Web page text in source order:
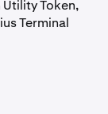
Token,
Terminal